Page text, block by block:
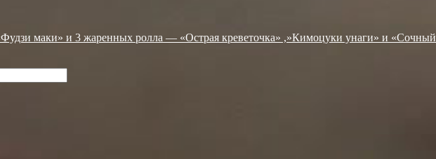
маки» и 3 жаренных ролла — «Острая креветочка» ,»Кимоцуки унаги» и